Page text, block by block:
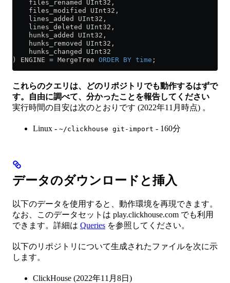
    files_renamed UInt32,
    files_modified UInt32,
    lines_added UInt32,
    lines_deleted UInt32,
    hunks_added UInt32,
    hunks_removed UInt32,
    hunks_changed UInt32
) ENGINE = MergeTree ORDER BY time ;
これらのクエリは、どのリポジトリでも動作するはずで
す。自由に調べて、分かったことを報告してください
実行時間の目安は次のとおりです (2022年11月時点) 。
Linux - ~/clickhouse git-import - 160分
データのダウンロードと挿入
以下のデータを使用すると、動作環境を再現できます。
なお、このデータセットは play.clickhouse.com でも利用
できます。詳細は Queries を参照してください。
以下のリポジトリについて生成されたファイルを次に示
します。
ClickHouse (2022年11月8日)